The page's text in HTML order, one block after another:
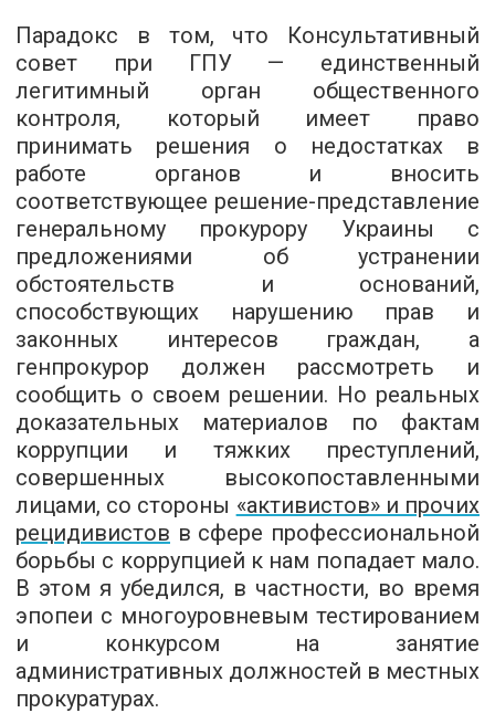
Парадокс в том, что Консультативный
совет при ГПУ — единственный
легитимный орган общественного
контроля, который имеет право
принимать решения о недостатках в
работе органов и вносить
соответствующее решение-представление
генеральному прокурору Украины с
предложениями об устранении
обстоятельств и оснований,
способствующих нарушению прав и
законных интересов граждан, а
генпрокурор должен рассмотреть и
сообщить о своем решении. Но реальных
доказательных материалов по фактам
коррупции и тяжких преступлений,
совершенных высокопоставленными
лицами, со стороны «активистов» и прочих
рецидивистов в сфере профессиональной
борьбы с коррупцией к нам попадает мало.
В этом я убедился, в частности, во время
эпопеи с многоуровневым тестированием
и конкурсом на занятие
административных должностей в местных
прокуратурах.